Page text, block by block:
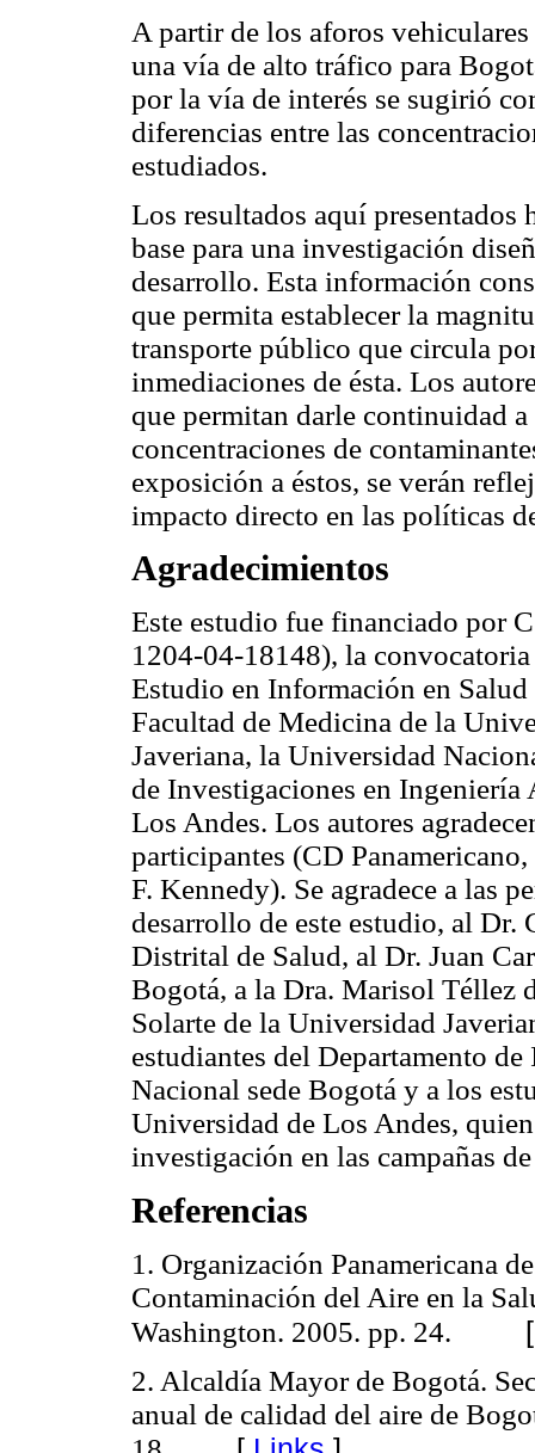
A partir de los aforos
una vía de alto tráfico para
por la vía de interés se sugirió
diferencias entre las
estudiados.
Los resultados aquí presentados
base para una investigación
desarrollo. Esta información
que permita establecer la
transporte público que circula
inmediaciones de ésta. Los
que permitan darle continuidad
concentraciones de
exposición a éstos, se verán
impacto directo en las políticas
Agradecimientos
Este estudio fue financiado por
1204-04-18148), la
Estudio en Información en
Facultad de Medicina de la
Javeriana, la Universidad
de Investigaciones en
Los Andes. Los autores
participantes (CD
F. Kennedy). Se agradece a las
desarrollo de este estudio, al Dr.
Distrital de Salud, al Dr. Juan
Bogotá, a la Dra. Marisol Téllez
Solarte de la Universidad
estudiantes del Departamento
Nacional sede Bogotá y a los
Universidad de Los Andes,
investigación en las campañas
Referencias
1. Organización Panamericana
Contaminación del Aire en la
Washington. 2005. pp. 24.
2. Alcaldía Mayor de Bogotá.
anual de calidad del aire de